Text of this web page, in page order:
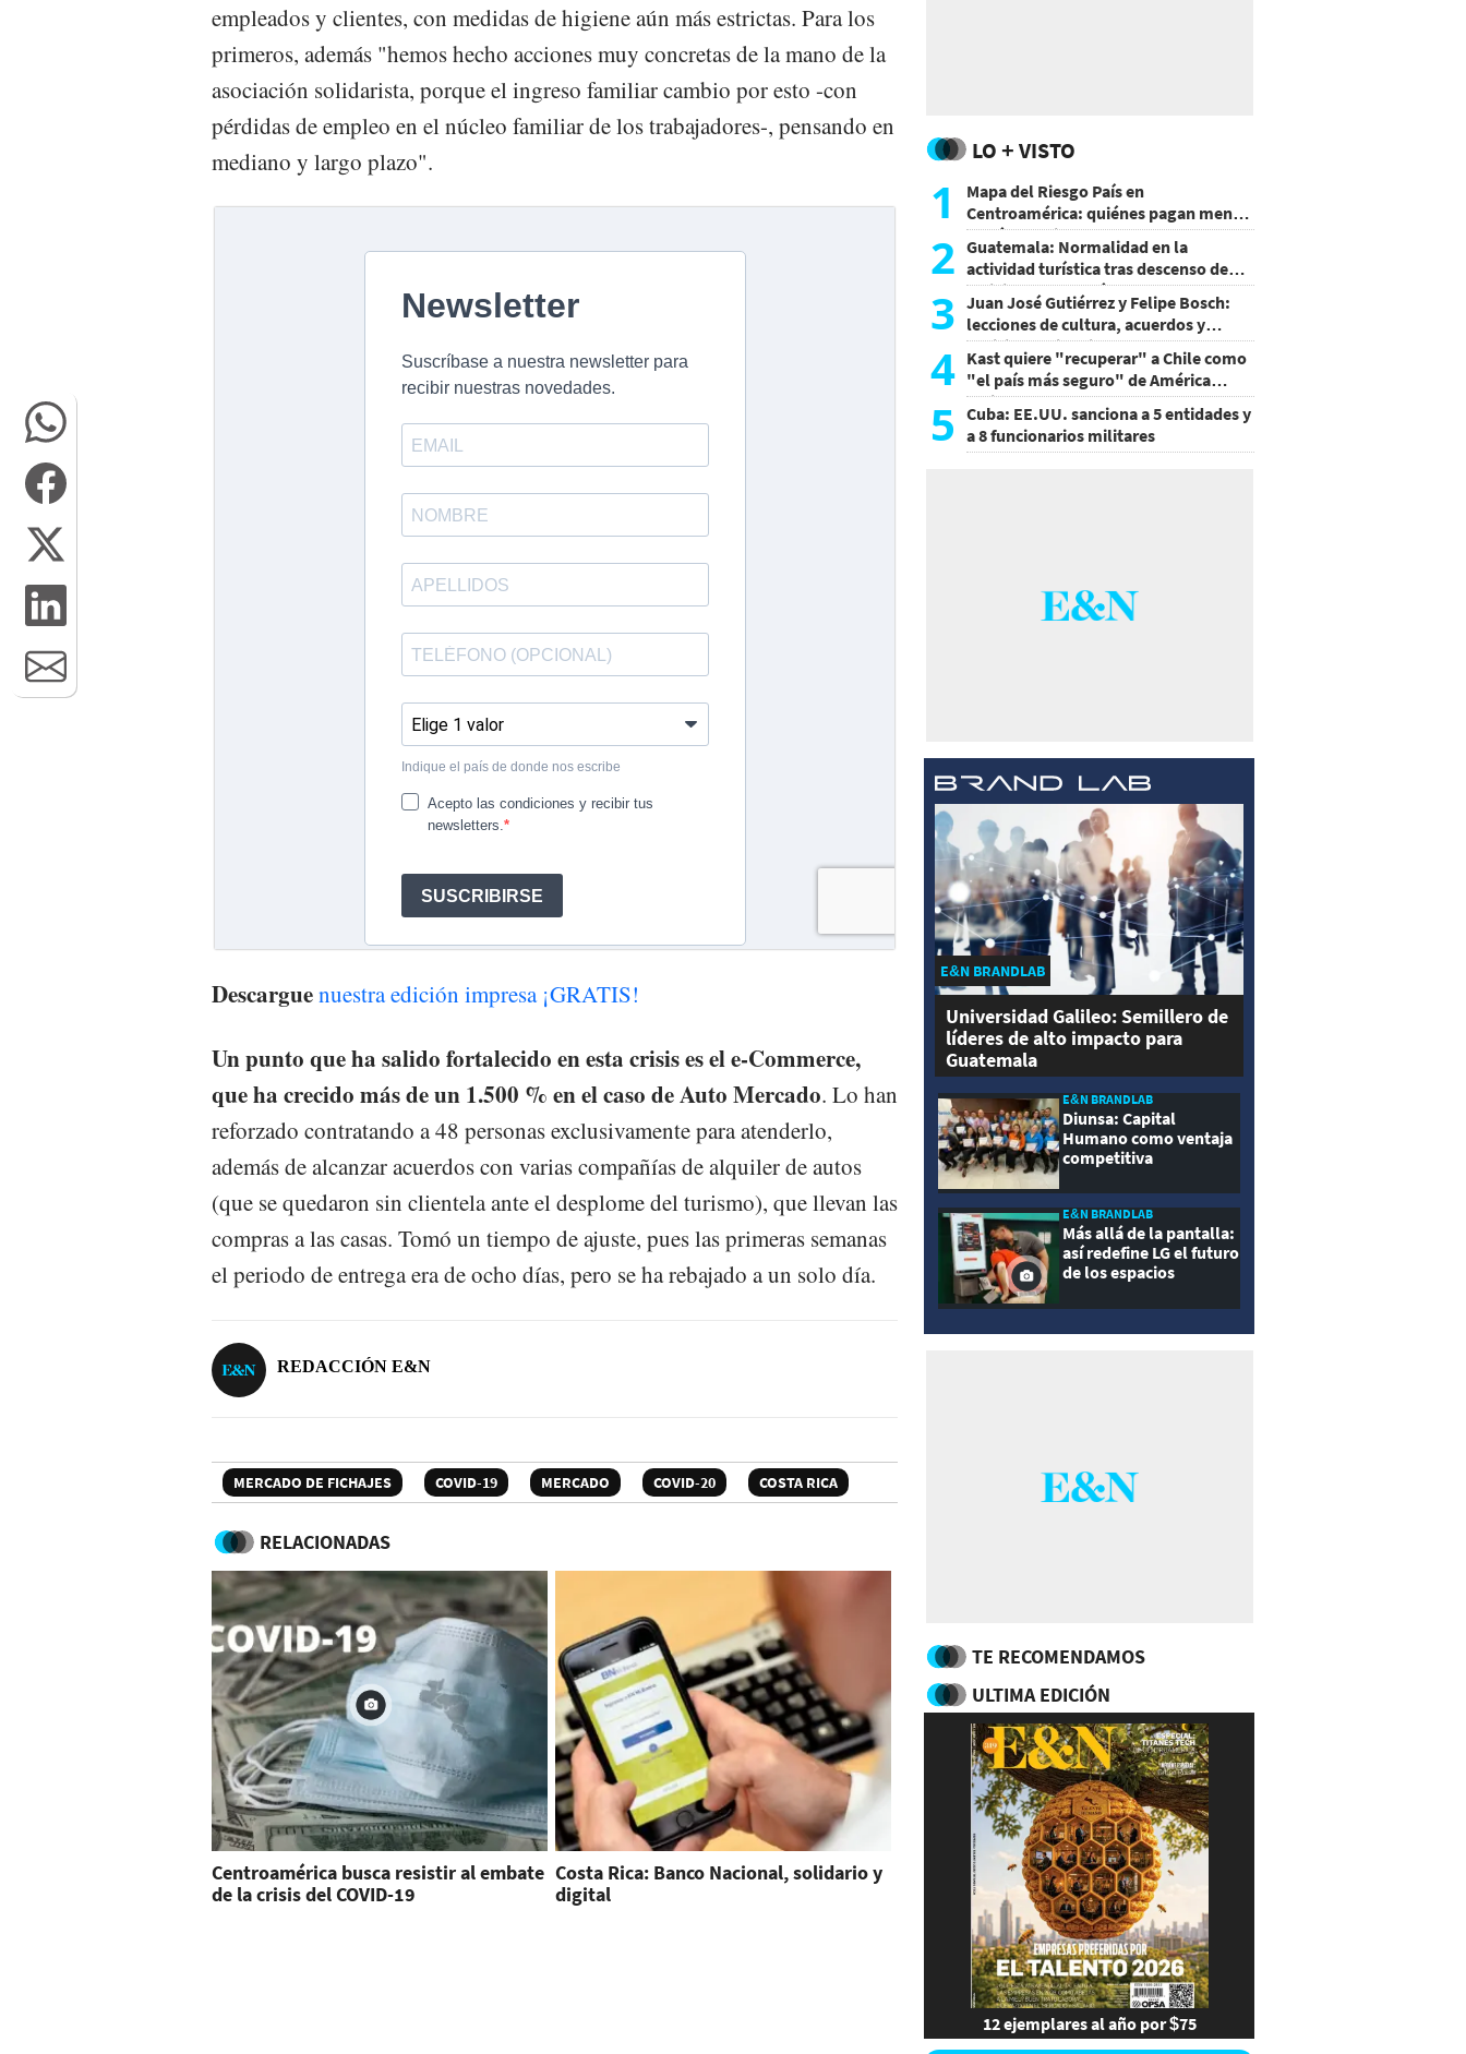
empleados y clientes, con medidas de higiene aún más estrictas. Para los
primeros, además "hemos hecho acciones muy concretas de la mano de la
asociación solidarista, porque el ingreso familiar cambio por esto -con
pérdidas de empleo en el núcleo familiar de los trabajadores-, pensando en
mediano y largo plazo".
Descarguenuestra edición impresa ¡GRATIS!
Un punto que ha salido fortalecido en esta crisis es el e-Commerce,
que ha crecido más de un 1.500 % en el caso de Auto Mercado. Lo han
reforzado contratando a 48 personas exclusivamente para atenderlo,
además de alcanzar acuerdos con varias compañías de alquiler de autos
(que se quedaron sin clientela ante el desplome del turismo), que llevan las
compras a las casas. Tomó un tiempo de ajuste, pues las primeras semanas
el periodo de entrega era de ocho días, pero se ha rebajado a un solo día.
REDACCIÓN E&N
MERCADO DE FICHAJES COVID-19 MERCADO COVID-20 COSTA RICA
RELACIONADAS
Centroamérica busca resistir al embate
de la crisis del COVID-19
Costa Rica: Banco Nacional, solidario y
digital
LO + VISTO
1
Mapa del Riesgo País en
Centroamérica: quiénes pagan menos
y cuáles mejoraron
2 Guatemala: Normalidad en la
actividad turística tras descenso de
actividad del volcán de Fuego
3 Juan José Gutiérrez y Felipe Bosch:
lecciones de cultura, acuerdos y
decisiones sin miedo
4 Kast quiere "recuperar" a Chile como
"el país más seguro" de América
Latina
5
Cuba: EE.UU. sanciona a 5 entidades y
a 8 funcionarios militares
E&N BRANDLAB
Universidad Galileo: Semillero de
líderes de alto impacto para
Guatemala
E&N BRANDLAB
Diunsa: Capital
Humano como ventaja
competitiva
E&N BRANDLAB
Más allá de la pantalla:
así redefine LG el futuro
de los espacios
TE RECOMENDAMOS
ULTIMA EDICIÓN
12 ejemplares al año por $75